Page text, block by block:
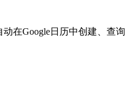
在Google日历中创建、查询